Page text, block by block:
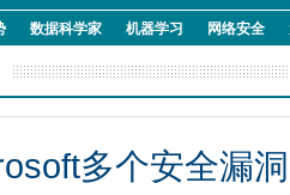
数据科学家 机器学习 网络安全
多个安全漏